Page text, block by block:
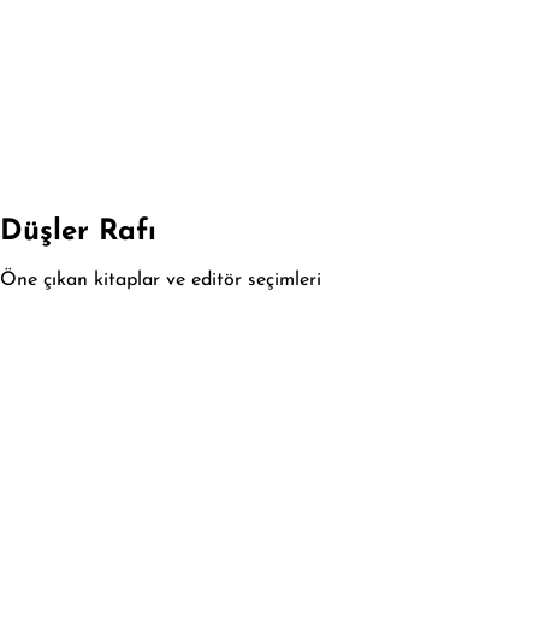
Düşler Rafı
Öne çıkan kitaplar ve editör seçimleri